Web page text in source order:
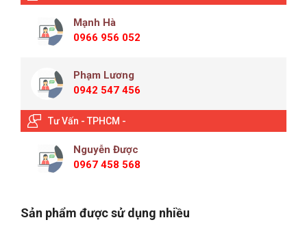
Mạnh Hà
0966 956 052
Phạm Lương
0942 547 456
Tư Vấn - TPHCM -
Nguyễn Được
0967 458 568
Sản phẩm được sử dụng nhiều